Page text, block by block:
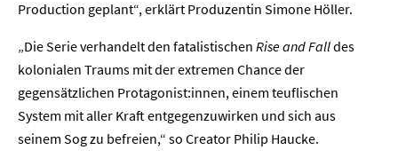
Production geplant“, erklärt Produzentin Simone Höller.
„Die Serie verhandelt den fatalistischen Rise and Falldes
kolonialen Traums mit der extremen Chance der
gegensätzlichen Protagonist:innen, einem teuflischen
System mit aller Kraft entgegenzuwirken und sich aus
seinem Sog zu befreien,“ so Creator Philip Haucke.
Kontakt
Newsletter Datenschutz Impressum